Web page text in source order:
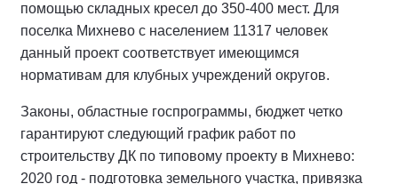
помощью складных кресел до 350-400 мест. Для
поселка Михнево с населением 11317 человек
данный проект соответствует имеющимся
нормативам для клубных учреждений округов.
Законы, областные госпрограммы, бюджет четко
гарантируют следующий график работ по
строительству ДК по типовому проекту в Михнево:
2020 год - подготовка земельного участка, привязка